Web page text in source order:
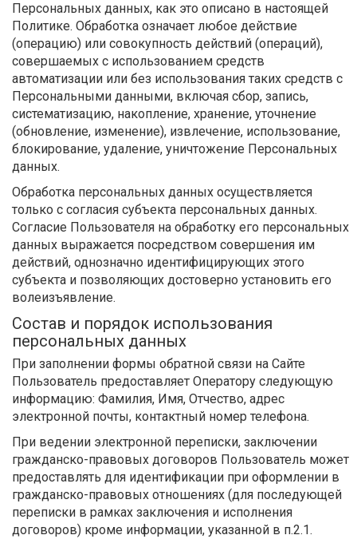
Персональных данных, как это описано в настоящей
Политике. Обработка означает любое действие
(операцию) или совокупность действий (операций),
совершаемых с использованием средств
автоматизации или без использования таких средств с
Персональными данными, включая сбор, запись,
систематизацию, накопление, хранение, уточнение
(обновление, изменение), извлечение, использование,
блокирование, удаление, уничтожение Персональных
данных.
Обработка персональных данных осуществляется
только с согласия субъекта персональных данных.
Согласие Пользователя на обработку его персональных
данных выражается посредством совершения им
действий, однозначно идентифицирующих этого
субъекта и позволяющих достоверно установить его
волеизъявление.
Состав и порядок использования
персональных данных
При заполнении формы обратной связи на Сайте
Пользователь предоставляет Оператору следующую
информацию: Фамилия, Имя, Отчество, адрес
электронной почты, контактный номер телефона.
При ведении электронной переписки, заключении
гражданско-правовых договоров Пользователь может
предоставлять для идентификации при оформлении в
гражданско-правовых отношениях (для последующей
переписки в рамках заключения и исполнения
договоров) кроме информации, указанной в п.2.1.